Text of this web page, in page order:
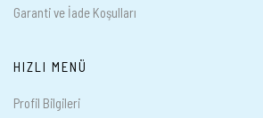
Garanti ve İade Koşulları
HIZLI MENÜ
Profil Bilgileri